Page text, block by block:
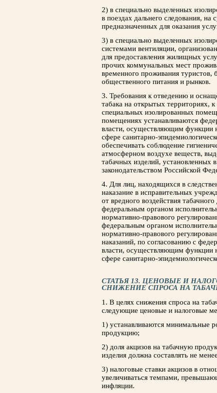
2) в специально выделенных
в поездах дальнего следования, на
предназначенных для оказания
3) в специально выделенных
системами вентиляции,
для предоставления жилищных
прочих коммунальных мест
временного проживания туристов,
общественного питания и рынков.
3. Требования к отведению и
табака на открытых территориях,
специальных изолированных
помещениях устанавливаются
власти, осуществляющим функции
сфере санитарно-
обеспечивать соблюдение
атмосферном воздухе веществ,
табачных изделий, установленных
законодательством Российской
4. Для лиц, находящихся в
наказание в исправительных
от вредного воздействия
федеральным органом
нормативно-правового
федеральным органом
нормативно-правового
наказаний, по согласованию с
власти, осуществляющим функции
сфере санитарно-
СТАТЬЯ 13. ЦЕНОВЫЕ И
СНИЖЕНИЕ СПРОСА НА
1. В целях снижения спроса на
следующие ценовые и налоговые
1) устанавливаются минимальные
продукцию;
2) доля акцизов на табачную
изделия должна составлять не
3) налоговые ставки акцизов в
увеличиваться темпами,
инфляции.